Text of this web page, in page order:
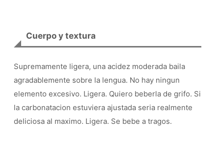
Cuerpo y textura
Supremamente ligera, una acidez moderada baila
agradablemente sobre la lengua. No hay ningun
elemento excesivo. Ligera. Quiero beberla de grifo. Si
la carbonatacion estuviera ajustada seria realmente
deliciosa al maximo. Ligera. Se bebe a tragos.